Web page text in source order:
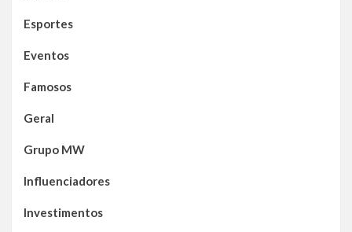
Esportes
Eventos
Famosos
Geral
Grupo MW
Influenciadores
Investimentos